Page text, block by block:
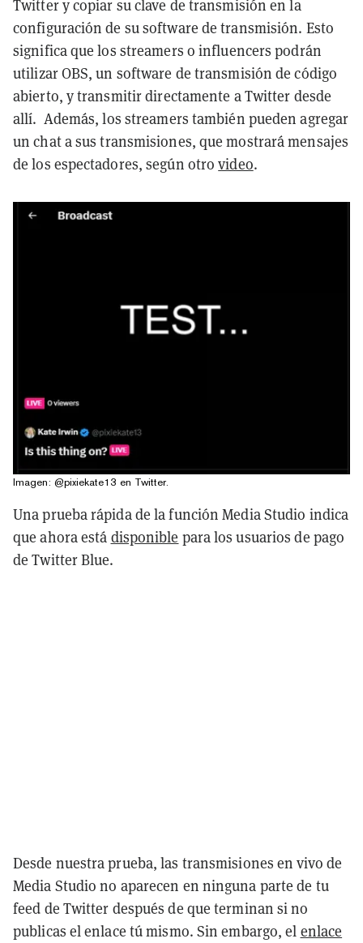
Twitter y copiar su clave de transmisión en la
configuración de su software de transmisión. Esto
significa que los streamers o influencers podrán
utilizar OBS, un software de transmisión de código
abierto, y transmitir directamente a Twitter desde
allí. Además, los streamers también pueden agregar
un chata sus transmisiones, que mostrará mensajes
de los espectadores, según otrovideo.
Imagen: @pixiekate13 en Twitter.
Una prueba rápida de la función Media Studio indica
que ahora está disponible para los usuariosde pago
de Twitter Blue.
Desde nuestra prueba, las transmisiones en vivo de
Media Studio no aparecen en ninguna parte de tu
feed de Twitter después de que terminan si no
publicas el enlace tú mismo. Sin embargo, el enlace